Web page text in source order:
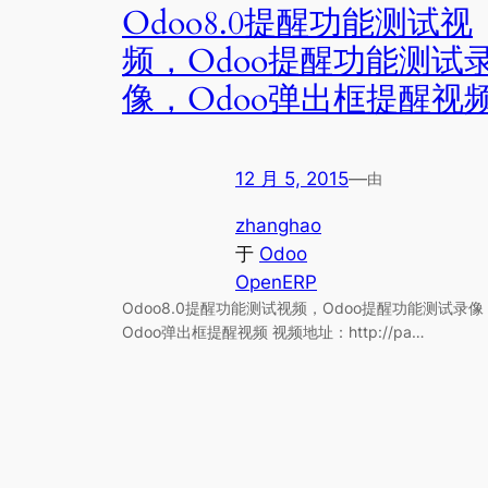
Odoo8.0提醒功能测试视
频，Odoo提醒功能测试
像，Odoo弹出框提醒视
12 月 5, 2015—由
zhanghao
于 Odoo
OpenERP
Odoo8.0提醒功能测试视频，Odoo提醒功能测试录像
Odoo弹出框提醒视频 视频地址：http://pa…